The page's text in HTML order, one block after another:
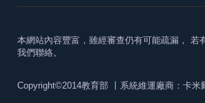
本網站內容豐富，雖經審查仍有可能疏漏， 若
我們聯絡。
Copyright©2014教育部 丨系統維運廠商：卡米